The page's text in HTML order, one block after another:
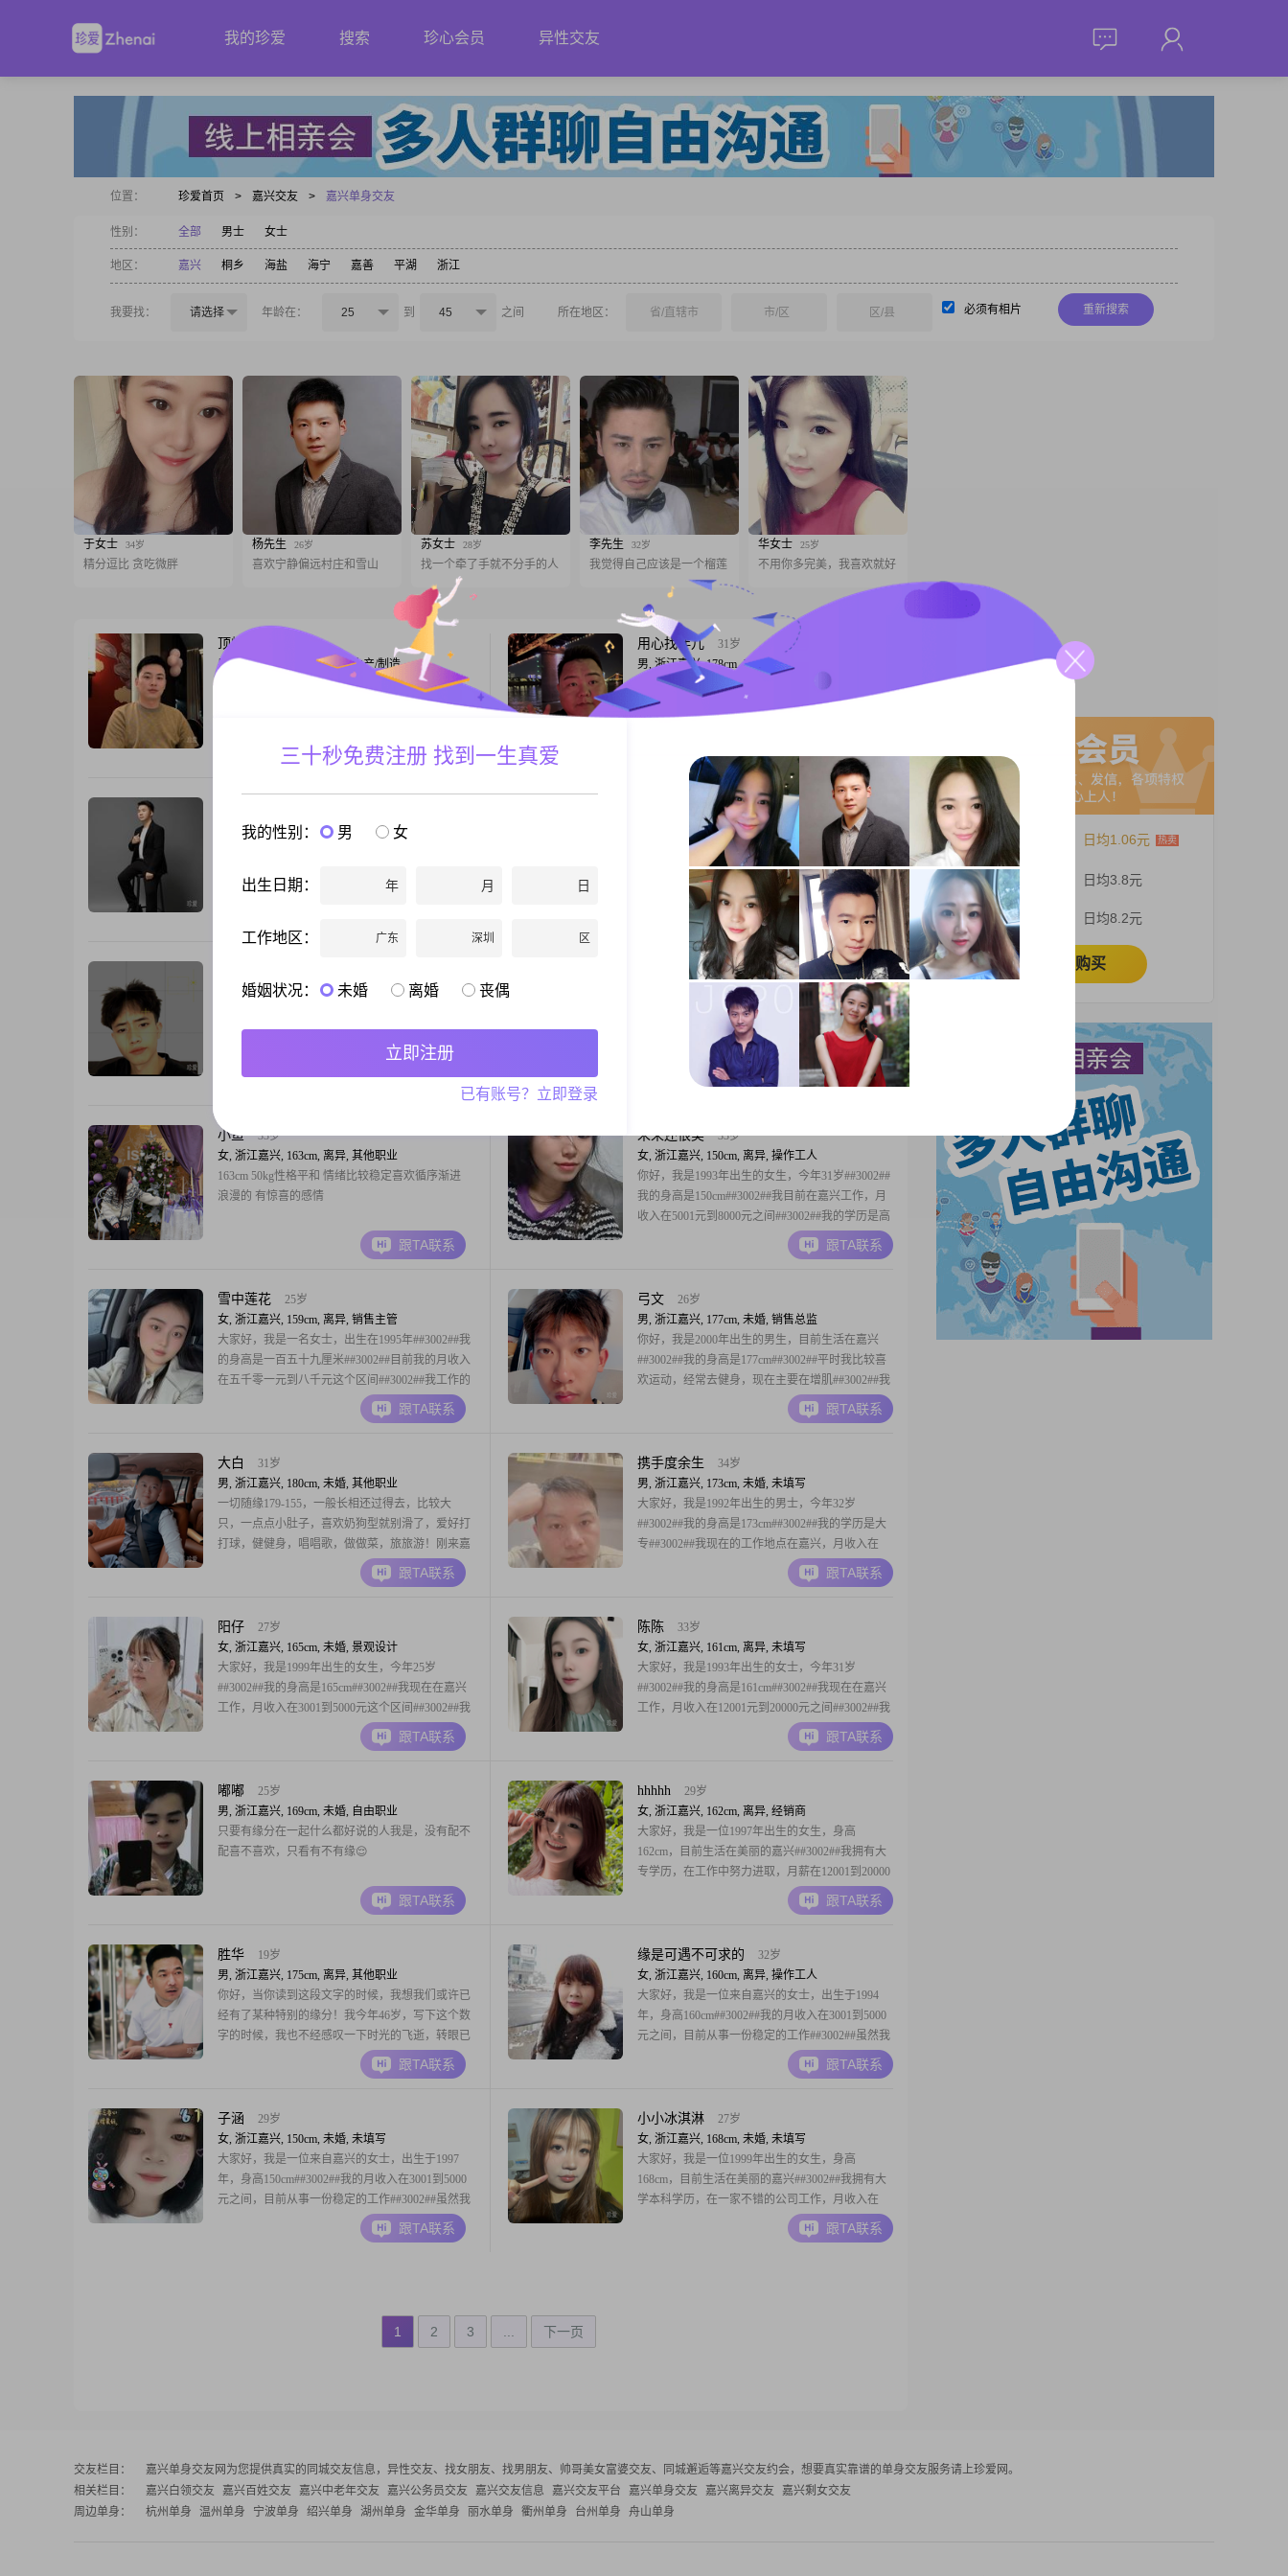
我的珍爱 搜索 珍心会员 异性交友
位置： 珍爱首页 > 嘉兴交友 > 嘉兴单身交友
性别： 全部 男士 女士
地区： 嘉兴 桐乡 海盐 海宁 嘉善 平湖 浙江
我要找： 请选择 年龄在： 25 到 45 之间 所在地区： 省/直辖市 市/区 区/县 必须有相片 重新搜索
于女士 34岁
精分逗比 贪吃微胖
杨先生 26岁
喜欢宁静偏远村庄和雪山
苏女士 28岁
找一个牵了手就不分手的人
李先生 32岁
我觉得自己应该是一个榴莲
华女士 25岁
不用你多完美，我喜欢就好
顶峰相见
男, 浙江嘉兴, 178cm, 未婚, 生产/制造
你好，我是1988年出生的男生，今年38岁，身高
178cm。目前我的工作地点在嘉兴，月收入算是小
认识一位合适的女生，希望能遇到一个聊得来、相
处舒服的人，两个人可以慢慢了解，从朋友开始做
跟TA联系
用心找伴儿
31岁
男, 浙江嘉兴, 178cm, 未婚, 保安经理
31岁了，胖，话少，慢热，脾气好，朋友不多
##3002##以前觉得一个人也行，现在觉得两个人可
跟TA联系
男, 浙江嘉兴, 166cm, 未婚, 操作工人
166cm##3002##目前我的月收入在5001到8000元这
##3002##我的学历是高中及以下##3002##不抽烟，
不喝酒，不赌博，身边没有不三不四的异性##3002
女, 浙江嘉兴, 162cm, 未婚, 操作工人
大家好，我是2003年出生的女生，今年22岁
##3002##我的身高是162cm##3002##目前我的月收
入在3001到5000元这个区间##3002##我现在在嘉兴
工作##3002##我的学历是高中及以下##3002##我是
一个善解人意的人，平时比较乐观积极，也富有同
理心##3002##我比较享受当下的生活状态，同
跟TA联系
男, 浙江嘉兴, 168cm, 未婚, 系统管理员
高是168cm##3002##我的月收入在8001元到12000元
之间##3002##我的工作地在中国##3002##我的学历
是大专##3002##我是一个幽默风趣的人，平时相处
起来会比较轻松##3002##我责任感强，对自己该做
跟TA联系
山上扔石头
31岁
男, 浙江嘉兴, 171cm, 未婚, 销售总监
大家好，我是1995年出生的男生，目前身高是
171cm##3002##我的学历是大学本科，现在在嘉兴
工作##3002##关于收入情况，我目前的月收入在
20001元到50000元这个区间##3002##平时我给人的
放松不进取##300
跟TA联系
小鱼
33岁
女, 浙江嘉兴, 163cm, 离异, 其他职业
163cm 50kg性格平和 情绪比较稳定喜欢循序渐进
浪漫的 有惊喜的感情
跟TA联系
未来还很美
33岁
女, 浙江嘉兴, 150cm, 离异, 操作工人
你好，我是1993年出生的女生，今年31岁##3002##
我的身高是150cm##3002##我目前在嘉兴工作，月
收入在5001元到8000元之间##3002##我的学历是高
中及以下##3002##我的性格是真诚可靠，平时也是
一个开朗爱笑的人##3002##在生活中，我喜欢精致
跟TA联系
雪中莲花
25岁
女, 浙江嘉兴, 159cm, 离异, 销售主管
大家好，我是一名女士，出生在1995年##3002##我
的身高是一百五十九厘米##3002##目前我的月收入
在五千零一元到八千元这个区间##3002##我工作的
地方是在嘉兴##3002##我的学历是高中及以下
##3002##在性格方面，我是一个温柔体贴的人
朗爱
跟TA联系
弓文
26岁
男, 浙江嘉兴, 177cm, 未婚, 销售总监
你好，我是2000年出生的男生，目前生活在嘉兴
##3002##我的身高是177cm##3002##平时我比较喜
欢运动，经常去健身，现在主要在增肌##3002##我
也特别喜欢足球，是个足球狂热者，平时会关注比
赛，也会自己去踢##3002##另外我还喜欢打台球，
里我比较规
跟TA联系
大白
31岁
男, 浙江嘉兴, 180cm, 未婚, 其他职业
一切随缘179-155，一般长相还过得去，比较大
只，一点点小肚子，喜欢奶狗型就别滑了，爱好打
打球，健健身，唱唱歌，做做菜，旅旅游！刚来嘉
兴，不太熟，希望有机会遇到对的人，谢谢
跟TA联系
携手度余生
34岁
男, 浙江嘉兴, 173cm, 未婚, 未填写
大家好，我是1992年出生的男士，今年32岁
##3002##我的身高是173cm##3002##我的学历是大
专##3002##我现在的工作地点在嘉兴，月收入在
5001到8000元这个区间##3002##关于我个人的一些
特点，朋友们平时对我的评价是幽默风趣，觉得跟
极的人
跟TA联系
阳仔
27岁
女, 浙江嘉兴, 165cm, 未婚, 景观设计
大家好，我是1999年出生的女生，今年25岁
##3002##我的身高是165cm##3002##我现在在嘉兴
工作，月收入在3001到5000元这个区间##3002##我
的学历是大专##3002##平时我有几个比较固定的爱
好##3002##我喜欢收藏盲盒，看到喜欢的系列就会
跟TA联系
陈陈
33岁
女, 浙江嘉兴, 161cm, 离异, 未填写
大家好，我是1993年出生的女士，今年31岁
##3002##我的身高是161cm##3002##我现在在嘉兴
工作，月收入在12001元到20000元之间##3002##我
的学历是高中及以下##3002##关于我的个人特征，
我自己认为是独立自信的##3002##在平时的生活
跟TA联系
嘟嘟
25岁
男, 浙江嘉兴, 169cm, 未婚, 自由职业
只要有缘分在一起什么都好说的人我是，没有配不
配喜不喜欢，只看有不有缘😌
跟TA联系
hhhhh
29岁
女, 浙江嘉兴, 162cm, 离异, 经销商
大家好，我是一位1997年出生的女生，身高
162cm，目前生活在美丽的嘉兴##3002##我拥有大
专学历，在工作中努力进取，月薪在12001到20000
元之间##3002##我性格开朗，总是爱笑，热爱生活
的每一天##3002##我追求的是稳定而安逸的生活，
理，会通过瑜伽
跟TA联系
胜华
19岁
男, 浙江嘉兴, 175cm, 离异, 其他职业
你好，当你读到这段文字的时候，我想我们或许已
经有了某种特别的缘分！我今年46岁，写下这个数
字的时候，我也不经感叹一下时光的飞逝，转眼已
是中年##3002##我是一个很普通的人，做着市政环
保的工作，时常和城市环境打交道##3002##这份工
是一种踏实##3002##当然这份工作
跟TA联系
缘是可遇不可求的
32岁
女, 浙江嘉兴, 160cm, 离异, 操作工人
大家好，我是一位来自嘉兴的女士，出生于1994
年，身高160cm##3002##我的月收入在3001到5000
元之间，目前从事一份稳定的工作##3002##虽然我
的学历是高中及以下，但我相信一个人的品质和能
力并不完全取决于学历##3002##我性格温柔体贴，
待生活乐观
跟TA联系
子涵
29岁
女, 浙江嘉兴, 150cm, 未婚, 未填写
大家好，我是一位来自嘉兴的女士，出生于1997
年，身高150cm##3002##我的月收入在3001到5000
元之间，目前从事一份稳定的工作##3002##虽然我
的学历是高中及以下，但我相信一个人的品质和能
力并不完全取决于学历##3002##我性格温柔体贴，
跟TA联系
小小冰淇淋
27岁
女, 浙江嘉兴, 168cm, 未婚, 未填写
大家好，我是一位1999年出生的女生，身高
168cm，目前生活在美丽的嘉兴##3002##我拥有大
学本科学历，在一家不错的公司工作，月收入在
5001到8000元之间##3002##我性格开朗，总是爱
笑，与人相处随和，很容易打成一片##3002##我相
跟TA联系
1 2 3 下一页
日均1.06元
日均3.8元
日均8.2元
立即购买
交友栏目： 嘉兴单身交友网 为您提供真实的同城交友信息，异性交友、找女朋友、找男朋友、帅哥美女富婆交友、同城邂逅等嘉兴交友约会，想要真实靠谱的单身交友服务请上珍爱网。
相关栏目：
嘉兴白领交友 嘉兴百姓交友 嘉兴中老年交友 嘉兴公务员交友 嘉兴交友信息 嘉兴交友平台 嘉兴单身交友 嘉兴离异交友
嘉兴剩女交友
周边单身：
杭州单身 温州单身 宁波单身 绍兴单身 湖州单身 金华单身 丽水单身 衢州单身 台州单身 舟山单身
三十秒免费注册 找到一生真爱
我的性别： 男 女
出生日期： 年 月 日
工作地区： 广东 深圳 区
婚姻状况： 未婚 离婚 丧偶
立即注册
已有账号？立即登录